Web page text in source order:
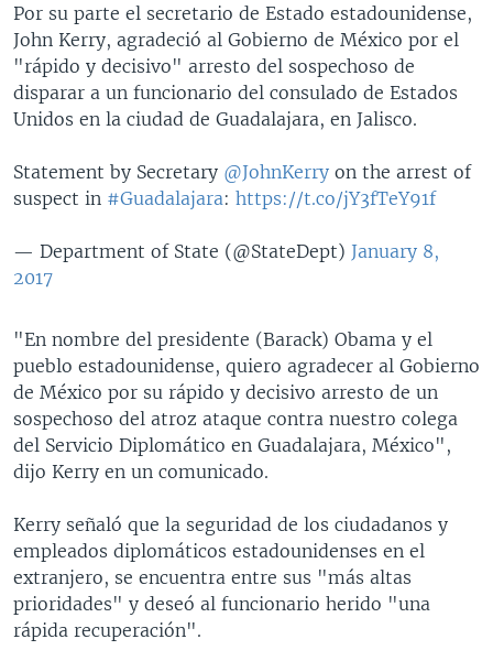
Por su parte el secretario de Estado estadounidense,
John Kerry, agradeció al Gobierno de México por el
"rápido y decisivo" arresto del sospechoso de
disparar a un funcionario del consulado de Estados
Unidos en la ciudad de Guadalajara, en Jalisco.
Statement by Secretary @JohnKerry on the arrest of
suspect in #Guadalajara: https://t.co/jY3fTeY91f
— Department of State (@StateDept) January 8,
2017
"En nombre del presidente (Barack) Obama y el
pueblo estadounidense, quiero agradecer al Gobierno
de México por su rápido y decisivo arresto de un
sospechoso del atroz ataque contra nuestro colega
del Servicio Diplomático en Guadalajara, México",
dijo Kerry en un comunicado.
Kerry señaló que la seguridad de los ciudadanos y
empleados diplomáticos estadounidenses en el
extranjero, se encuentra entre sus "más altas
prioridades" y deseó al funcionario herido "una
rápida recuperación".